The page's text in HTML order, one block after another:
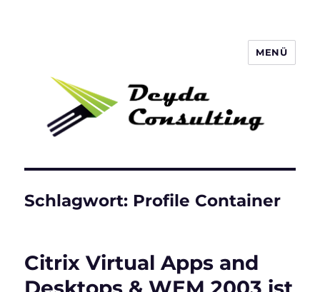
MENÜ
Schlagwort: Profile Container
Citrix Virtual Apps and